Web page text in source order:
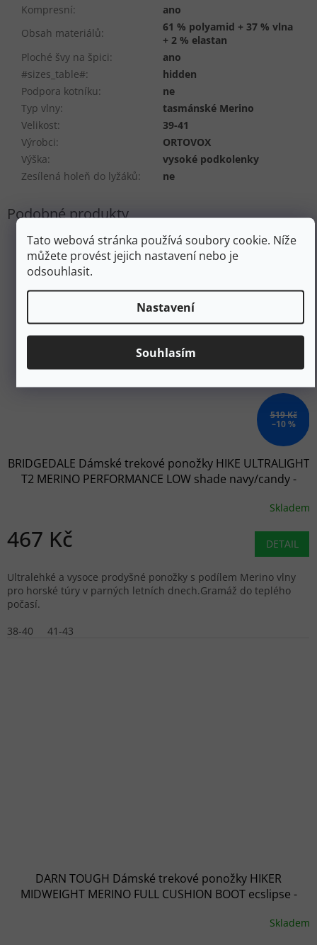
Tato webová stránka používá soubory cookie. Níže
můžete provést jejich nastavení nebo je
odsouhlasit.
Nastavení
Souhlasím
Kompresní:
ano
Obsah materiálů:
61 % polyamid + 37 % vlna
+ 2 % elastan
Ploché švy na špici:
ano
#sizes_table#:
hidden
Podpora kotníku:
ne
Typ vlny:
tasmánské Merino
Velikost:
39-41
Výrobci:
ORTOVOX
Výška:
vysoké podkolenky
Zesílená holeň do lyžáků: ne
519 Kč
–10 %
BRIDGEDALE Dámské trekové ponožky HIKE ULTRALIGHT
T2 MERINO PERFORMANCE LOW shade navy/candy -
Skladem
467 Kč DETAIL
Ultralehké a vysoce prodyšné ponožky s podílem Merino vlny
pro horské túry v parných letních dnech.Gramáž do teplého
počasí.
38-40
41-43
DARN TOUGH Dámské trekové ponožky HIKER
MIDWEIGHT MERINO FULL CUSHION BOOT ecslipse -
Skladem